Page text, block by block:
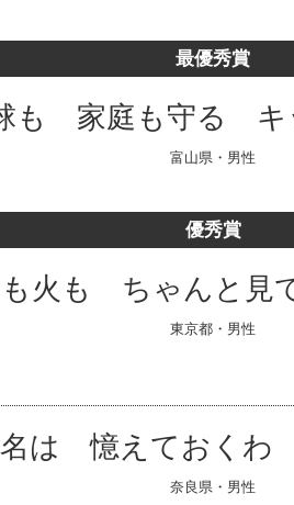
最優秀賞
も 家庭も守る キ
富山県・男性
優秀賞
火も ちゃんと見
東京都・男性
は 憶えておくわ
奈良県・男性